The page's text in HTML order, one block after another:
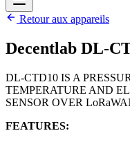
Retour aux appareils
Decentlab DL-
DL-CTD10 IS A
TEMPERATURE AND
SENSOR OVER
FEATURES: